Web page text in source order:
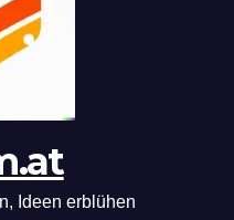
Ideen erblühen